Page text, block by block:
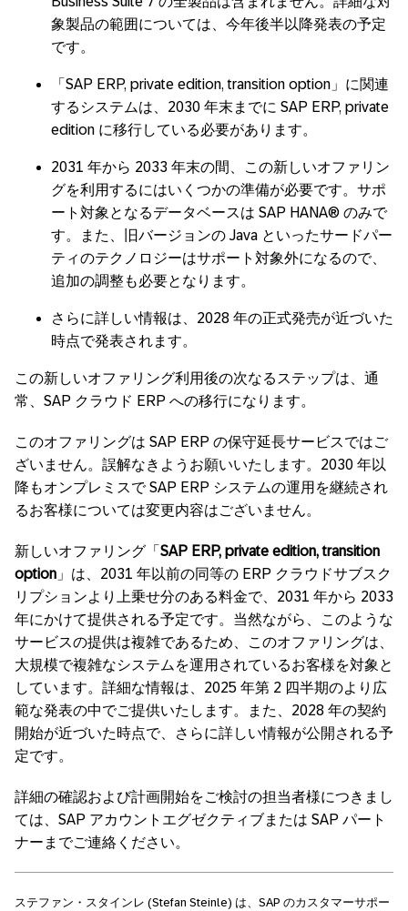
象製品の範囲については、今年後半以降発表の予定
です。
「SAP ERP, private edition, transition option」に関連
するシステムは、2030 年末までに SAP ERP, private
edition に移行している必要があります。
2031 年から 2033 年末の間、この新しいオファリン
グを利用するにはいくつかの準備が必要です。サポ
ート対象となるデータベースは SAP HANA® のみで
す。また、旧バージョンの Java といったサードパー
ティのテクノロジーはサポート対象外になるので、
追加の調整も必要となります。
さらに詳しい情報は、2028 年の正式発売が近づいた
時点で発表されます。
この新しいオファリング利用後の次なるステップは、通
常、SAP クラウド ERP への移行になります。
このオファリングは SAP ERP の保守延長サービスではご
ざいません。誤解なきようお願いいたします。2030 年以
降もオンプレミスで SAP ERP システムの運用を継続され
るお客様については変更内容はございません。
新しいオファリング「 SAP ERP, private edition, transition
option 」は、2031 年以前の同等の ERP クラウドサブスク
リプションより上乗せ分のある料金で、2031 年から 2033
年にかけて提供される予定です。当然ながら、このような
サービスの提供は複雑であるため、このオファリングは、
大規模で複雑なシステムを運用されているお客様を対象と
しています。詳細な情報は、2025 年第 2 四半期のより広
範な発表の中でご提供いたします。また、2028 年の契約
開始が近づいた時点で、さらに詳しい情報が公開される予
定です。
詳細の確認および計画開始をご検討の担当者様につきまし
ては、SAP アカウントエグゼクティブまたは SAP パート
ナーまでご連絡ください。
ステファン・スタインレ (Stefan Steinle) は、SAP のカスタマーサポー